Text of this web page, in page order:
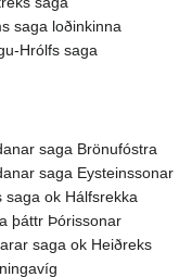
saga loðinkinna
Hrólfs saga
saga Brönufóstra
saga Eysteinssonar
saga ok Hálfsrekka
þáttr Þórissonar
saga ok Heiðreks